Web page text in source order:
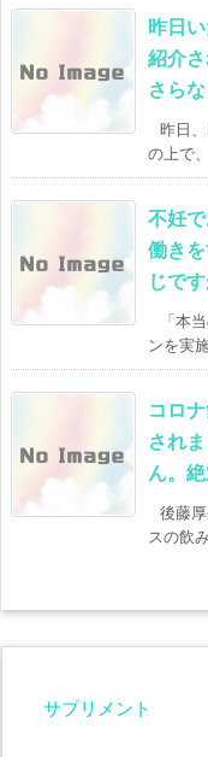
昨日
紹介
さら
昨日
の上で
不妊
働き
じで
「本
ンを実
コロ
され
ん。
後藤
スの飲
サプリメント